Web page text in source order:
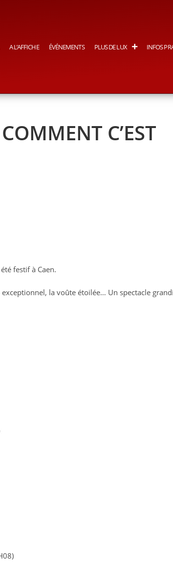
A L’AFFICHE ÉVÉNEMENTS PLUS DE LUX INFOS
C’EST
festif à Caen.
la voûte étoilée… Un spectacle